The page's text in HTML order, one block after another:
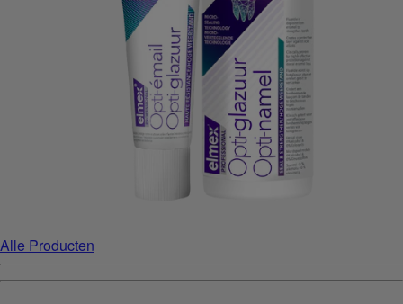
Alle Producten